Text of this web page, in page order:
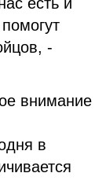
-
внимание
в